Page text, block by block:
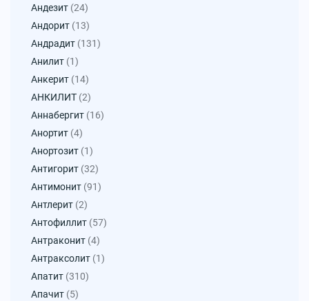
Андезит (24)
Андорит (13)
Андрадит (131)
Анилит (1)
Анкерит (14)
АНКИЛИТ (2)
Аннабергит (16)
Анортит (4)
Анортозит (1)
Антигорит (32)
Антимонит (91)
Антлерит (2)
Антофиллит (57)
Антраконит (4)
Антраксолит (1)
Апатит (310)
Апачит (5)